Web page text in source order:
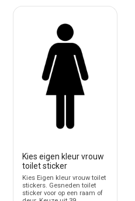
Kies eigen kleur vrouw
toilet sticker
Kies Eigen kleur vrouw toilet
stickers. Gesneden toilet
sticker voor op een raam of